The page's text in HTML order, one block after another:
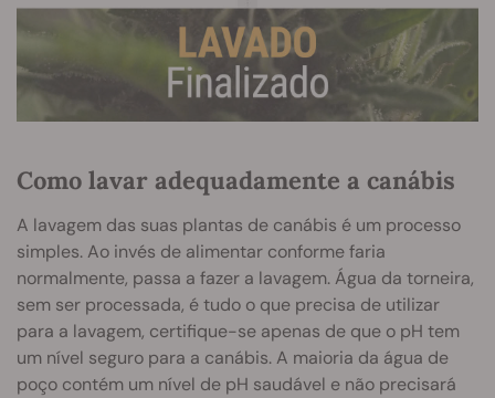
Como lavar adequadamente a canábis
A lavagem das suas plantas de canábis é um processo
simples. Ao invés de alimentar conforme faria
normalmente, passa a fazer a lavagem. Água da torneira,
sem ser processada, é tudo o que precisa de utilizar
para a lavagem, certifique-se apenas de que o pH tem
um nível seguro para a canábis. A maioria da água de
poço contém um nível de pH saudável e não precisará